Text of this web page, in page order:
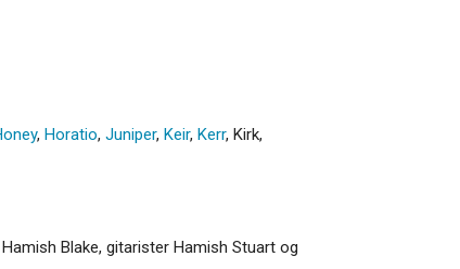
, Horatio, Juniper, Keir, Kerr, Kirk,
Blake, gitarister Hamish Stuart og